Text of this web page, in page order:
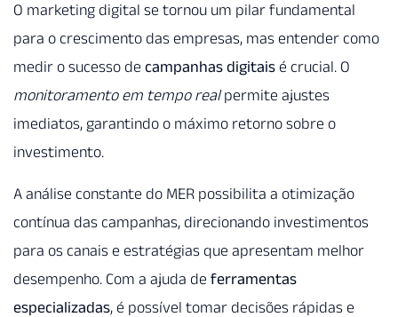
O marketing digital se tornou um pilar fundamental
para o crescimento das empresas, mas entender como
medir o sucesso de campanhas digitais é crucial. O
monitoramento em tempo realpermite ajustes
imediatos, garantindo o máximo retorno sobre o
investimento.
A análise constante do MER possibilita a otimização
contínua das campanhas, direcionando investimentos
para os canais e estratégias que apresentam melhor
desempenho. Com a ajuda de ferramentas
especializadas, é possível tomar decisões rápidas e